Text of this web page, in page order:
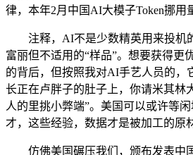
律，本年2月中国AI大模子Token挪用
注释，AI不是少数精英用来投机
富丽但不适用的“样品”。想要获得更
的背后，但按照我对AI手艺人员的，
长正在卢胖子的肚子上，你请米其林
人的里挑小弊端”。美国可以或许等
才，这些经验，数据才是被加工的原
仿佛美国碾压我们，颁布发表中